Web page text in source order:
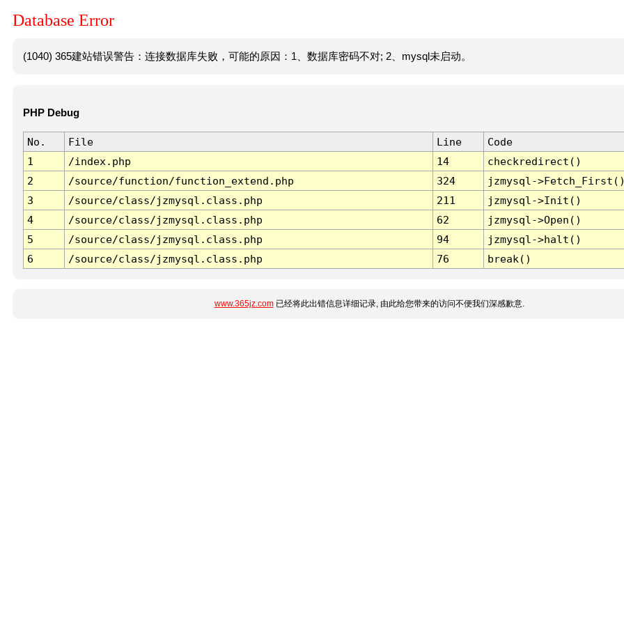
Database Error
(1040) 365建站错误警告：连接数据库失败，可能的原因：1、数据库密码不对; 2、mysql未启动。
PHP Debug
No. File Line
Code
1
/index.php 14
checkredirect()
2
/source/function/function_extend.php 324
jzmysql-
3
/source/class/jzmysql.class.php 211
jzmysql->Init()
4
/source/class/jzmysql.class.php 62
jzmysql->Open()
5
/source/class/jzmysql.class.php 94
jzmysql->halt()
6
/source/class/jzmysql.class.php 76 break()
www.365jz.com已经将此出错信息详细记录, 由此给您带来的访问不便我们深感歉意.